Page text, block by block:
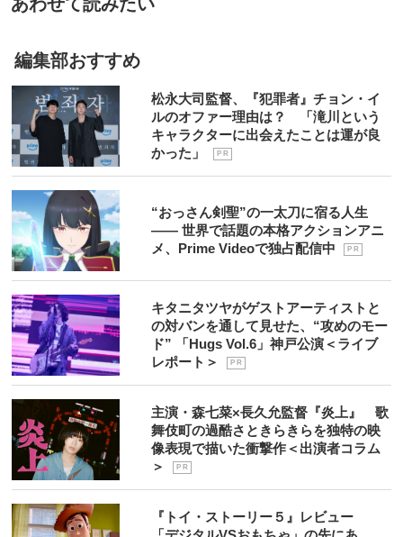
編集部おすすめ
松永大司監督、『犯罪者』チョン・イ
ルのオファー理由は？ 「滝川という
キャラクターに出会えたことは運が良
かった」
P R
“おっさん剣聖”の一太刀に宿る人生
―― 世界で話題の本格アクションアニ
メ、Prime Videoで独占配信中
P R
キタニタツヤがゲストアーティストと
の対バンを通して見せた、“攻めのモー
ド” 「Hugs Vol.6」神戸公演＜ライブ
レポート＞
P R
主演・森七菜×長久允監督『炎上』 歌
舞伎町の過酷さときらきらを独特の映
像表現で描いた衝撃作＜出演者コラム
＞
P R
『トイ・ストーリー５』レビュー